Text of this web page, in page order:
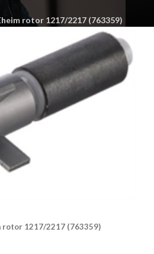
rotor 1217/2217 (763359)
rotor 1217/2217 (763359)